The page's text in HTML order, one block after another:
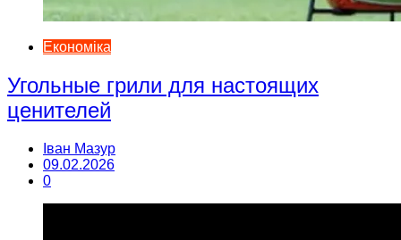
Економіка
Угольные грили для настоящих
ценителей
Іван Мазур
09.02.2026
0